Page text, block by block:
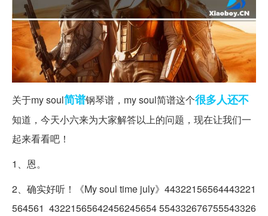
关于my soul简谱钢琴谱，my soul简谱这个很多人还不
知道，今天小六来为大家解答以上的问题，现在让我们一
起来看看吧！
1、恩。
2、确实好听！《My soul time july》44322156564443221
564561 43221565642456245654 554332676755543326